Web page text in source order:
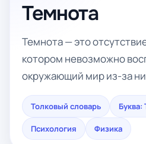
Темнота
Темнота — это
котором невозможно
окружающий мир из-за
Толковый словарь Буква:
Психология Физика